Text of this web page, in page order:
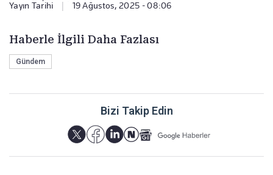
Yayın Tarihi 19 Ağustos, 2025 - 08:06
Haberle İlgili Daha Fazlası
Gündem
Bizi Takip Edin